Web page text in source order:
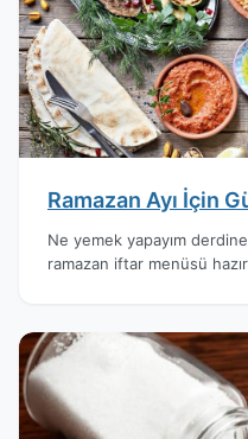
Ramazan Ayı İçin
Ne yemek yapayım
ramazan iftar menüsü